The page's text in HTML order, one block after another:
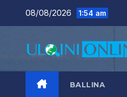
08/08/2026 1:54 am
BALLINA